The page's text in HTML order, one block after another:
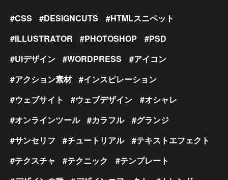
CSS DESIGNCUTS
HTMLスニペット
ILLUSTRATOR
PHOTOSHOP
PSD
UIデザイン
WORDPRESS
アイコン
アクション素材
インスピレーション
ウェブサイト
ウェブデザイン
オシャレ
オンラインツール
カラフル
グランジ
サンセリフ
チュートリアル
テキストエフェクト
テクスチャ
テクニック
テンプレート